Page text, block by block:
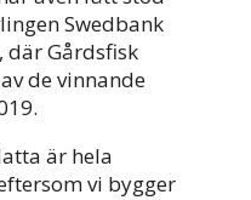
Swedbank
där Gårdsfisk
de vinnande
är hela
vi bygger